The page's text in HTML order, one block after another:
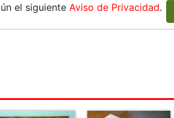
el siguiente Aviso de Privacidad.